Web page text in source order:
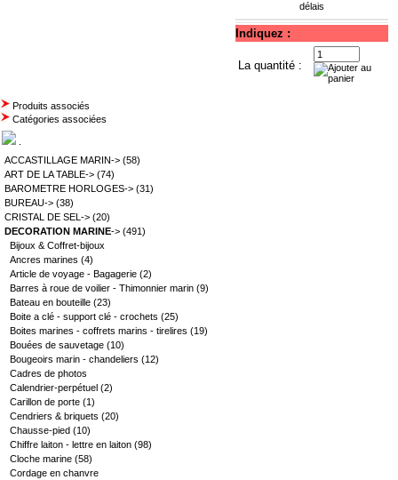
délais
Indiquez :
La quantité :
Produits associés
Catégories associées
ACCASTILLAGE MARIN-> (58)
ART DE LA TABLE-> (74)
BAROMETRE HORLOGES-> (31)
BUREAU-> (38)
CRISTAL DE SEL-> (20)
DECORATION MARINE-> (491)
Bijoux & Coffret-bijoux
Ancres marines (4)
Article de voyage - Bagagerie (2)
Barres à roue de voilier - Thimonnier marin (9)
Bateau en bouteille (23)
Boite a clé - support clé - crochets (25)
Boites marines - coffrets marins - tirelires (19)
Bouées de sauvetage (10)
Bougeoirs marin - chandeliers (12)
Cadres de photos
Calendrier-perpétuel (2)
Carillon de porte (1)
Cendriers & briquets (20)
Chausse-pied (10)
Chiffre laiton - lettre en laiton (98)
Cloche marine (58)
Cordage en chanvre